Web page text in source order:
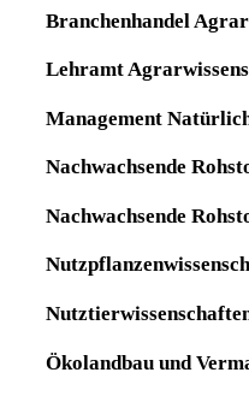
Branchenhandel Agrar
Lehramt
Management
Nachwachsende
Nachwachsende
Ökolandbau und